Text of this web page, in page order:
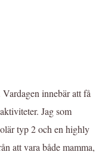
innebär att få
Jag som
typ 2 och en highly
att vara både mamma,